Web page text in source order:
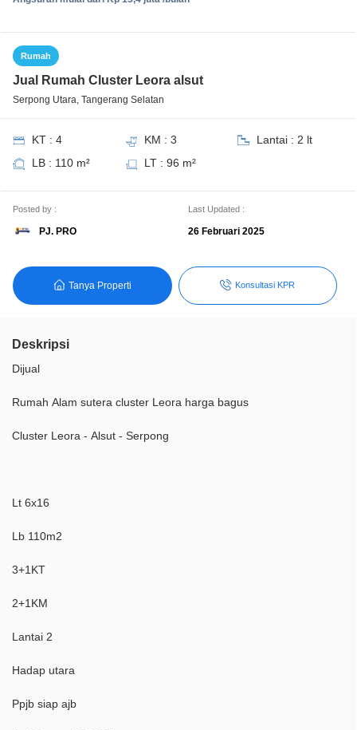
Rumah
Jual Rumah Cluster Leora alsut
Serpong Utara, Tangerang Selatan
KT : 4 KM : 3
Lantai : 2 lt
LB : 110 m²
LT : 96 m²
Posted by :
PJ. PRO
Last Updated :
26 Februari 2025
Tanya Properti Konsultasi KPR
Deskripsi
Dijual
Rumah Alam sutera cluster Leora harga bagus
Cluster Leora - Alsut - Serpong
Lt 6x16
Lb 110m2
3+1KT
2+1KM
Lantai 2
Hadap utara
Ppjb siap ajb